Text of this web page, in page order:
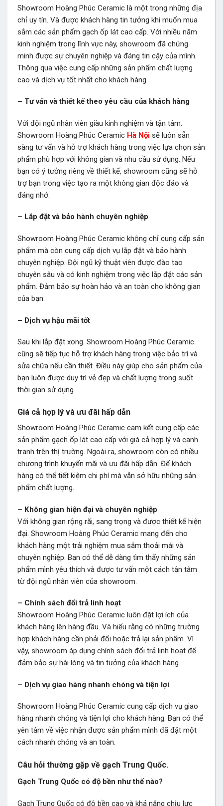
Showroom Hoàng Phúc Ceramic là một trong những địa
chỉ uy tín. Và được khách hàng tin tưởng khi muốn mua
sắm các sản phẩm gạch ốp lát cao cấp. Với nhiều năm
kinh nghiệm trong lĩnh vực này, showroom đã chứng
minh được sự chuyên nghiệp và đáng tin cậy của mình.
Thông qua việc cung cấp những sản phẩm chất lượng
cao và dịch vụ tốt nhất cho khách hàng.
– Tư vấn và thiết kế theo yêu cầu của khách hàng
Với đội ngũ nhân viên giàu kinh nghiệm và tận tâm.
Showroom Hoàng Phúc Ceramic Hà Nội sẽ luôn sẵn
sàng tư vấn và hỗ trợ khách hàng trong việc lựa chọn sản
phẩm phù hợp với không gian và nhu cầu sử dụng. Nếu
bạn có ý tưởng riêng về thiết kế, showroom cũng sẽ hỗ
trợ bạn trong việc tạo ra một không gian độc đáo và
đáng nhớ.
– Lắp đặt và bảo hành chuyên nghiệp
Showroom Hoàng Phúc Ceramic không chỉ cung cấp sản
phẩm mà còn cung cấp dịch vụ lắp đặt và bảo hành
chuyên nghiệp. Đội ngũ kỹ thuật viên được đào tạo
chuyên sâu và có kinh nghiệm trong việc lắp đặt các sản
phẩm. Đảm bảo sự hoàn hảo và an toàn cho không gian
của bạn.
– Dịch vụ hậu mãi tốt
Sau khi lắp đặt xong. Showroom Hoàng Phúc Ceramic
cũng sẽ tiếp tục hỗ trợ khách hàng trong việc bảo trì và
sửa chữa nếu cần thiết. Điều này giúp cho sản phẩm của
bạn luôn được duy trì vẻ đẹp và chất lượng trong suốt
thời gian sử dụng.
Giá cả hợp lý và ưu đãi hấp dẫn
Showroom Hoàng Phúc Ceramic cam kết cung cấp các
sản phẩm gạch ốp lát cao cấp với giá cả hợp lý và cạnh
tranh trên thị trường. Ngoài ra, showroom còn có nhiều
chương trình khuyến mãi và ưu đãi hấp dẫn. Để khách
hàng có thể tiết kiệm chi phí mà vẫn sở hữu những sản
phẩm chất lượng.
– Không gian hiện đại và chuyên nghiệp
Với không gian rộng rãi, sang trọng và được thiết kế hiện
đại. Showroom Hoàng Phúc Ceramic mang đến cho
khách hàng một trải nghiệm mua sắm thoải mái và
chuyên nghiệp. Bạn có thể dễ dàng tìm thấy những sản
phẩm mình yêu thích và được tư vấn một cách tận tâm
từ đội ngũ nhân viên của showroom.
– Chính sách đổi trả linh hoạt
Showroom Hoàng Phúc Ceramic luôn đặt lợi ích của
khách hàng lên hàng đầu. Và hiểu rằng có những trường
hợp khách hàng cần phải đổi hoặc trả lại sản phẩm. Vì
vậy, showroom áp dụng chính sách đổi trả linh hoạt để
đảm bảo sự hài lòng và tin tưởng của khách hàng.
– Dịch vụ giao hàng nhanh chóng và tiện lợi
Showroom Hoàng Phúc Ceramic cung cấp dịch vụ giao
hàng nhanh chóng và tiện lợi cho khách hàng. Bạn có thể
yên tâm về việc nhận được sản phẩm mình đã đặt một
cách nhanh chóng và an toàn.
Câu hỏi thường gặp về gạch Trung Quốc.
Gạch Trung Quốc có độ bền như thế nào?
Gạch Trung Quốc có độ bền cao và khả năng chịu lực